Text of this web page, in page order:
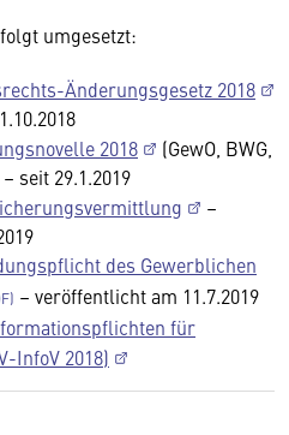
umgesetzt:
Änderungsgesetz 2018
2018
(GewO, BWG,
seit 29.1.2019
–
des Gewerblichen
– veröffentlicht am 11.7.2019
für
InfoV 2018)